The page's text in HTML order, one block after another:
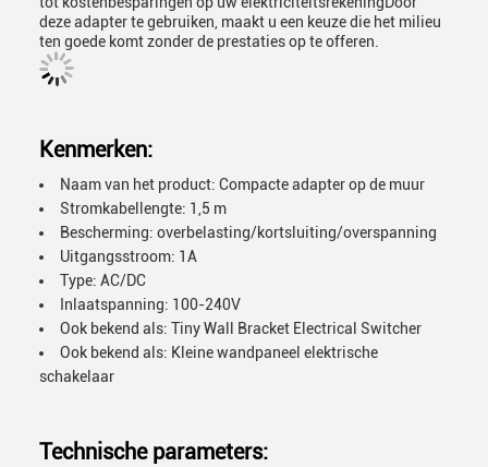
deze adapter te gebruiken, maakt u een keuze die het milieu
ten goede komt zonder de prestaties op te offeren.
Kenmerken:
Naam van het product: Compacte adapter op de muur
Stromkabellengte: 1,5 m
Bescherming: overbelasting/kortsluiting/overspanning
Uitgangsstroom: 1A
Type: AC/DC
Inlaatspanning: 100-240V
Ook bekend als: Tiny Wall Bracket Electrical Switcher
Ook bekend als: Kleine wandpaneel elektrische
schakelaar
Technische parameters: